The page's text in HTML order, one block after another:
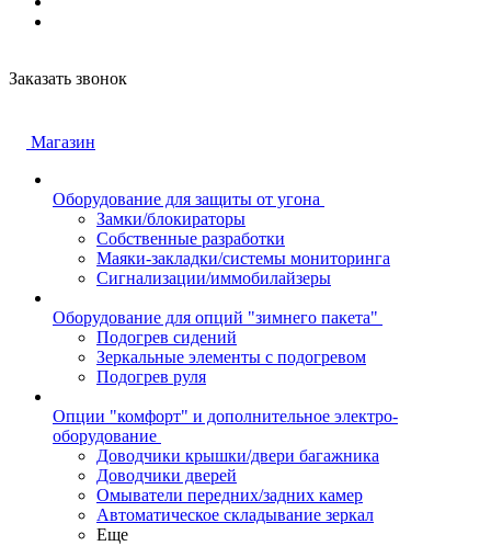
Заказать звонок
Магазин
Оборудование для защиты от угона
Замки/блокираторы
Собственные разработки
Маяки-закладки/системы мониторинга
Сигнализации/иммобилайзеры
Оборудование для опций "зимнего пакета"
Подогрев сидений
Зеркальные элементы с подогревом
Подогрев руля
Опции "комфорт" и дополнительное электро-
оборудование
Доводчики крышки/двери багажника
Доводчики дверей
Омыватели передних/задних камер
Автоматическое складывание зеркал
Еще